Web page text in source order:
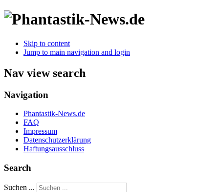
Skip to content
Jump to main navigation and login
Nav view search
Navigation
Phantastik-News.de
FAQ
Impressum
Datenschutzerklärung
Haftungsausschluss
Search
Suchen ...